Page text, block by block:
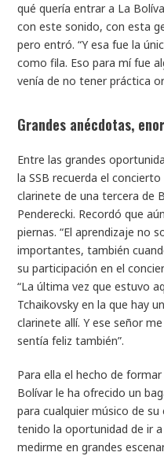
qué quería entrar a La
con este sonido, con esta
pero entró. “Y esa fue la
como fila. Eso para mí fue
venía de no tener práctica
Grandes anécdotas,
Entre las grandes
la SSB recuerda el
clarinete de una tercera de
Penderecki. Recordó que
piernas. “El aprendizaje no
importantes, también
su participación en el
“La última vez que estuvo
Tchaikovsky en la que hay
clarinete allí. Y ese señor
sentía feliz también”.
Para ella el hecho de
Bolívar le ha ofrecido un
para cualquier músico de su
tenido la oportunidad de ir
medirme en grandes